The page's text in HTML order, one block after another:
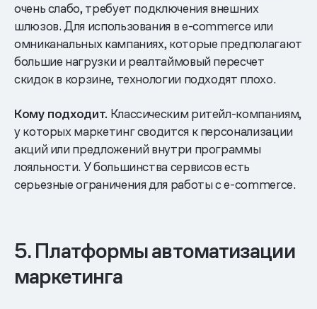
очень слабо, требует подключения внешних
шлюзов. Для использования в e-commerce или
омниканальных кампаниях, которые предполагают
большие нагрузки и реалтаймовый пересчет
скидок в корзине, технологии подходят плохо.
Кому подходит. Классическим ритейл-компаниям,
у которых маркетинг сводится к персонализации
акций или предложений внутри программы
лояльности. У большинства сервисов есть
серьезные ограничения для работы с е-commerce.
5. Платформы автоматизации
маркетинга